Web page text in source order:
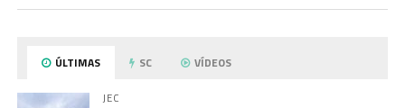
ÚLTIMAS SC VÍDEOS
JEC